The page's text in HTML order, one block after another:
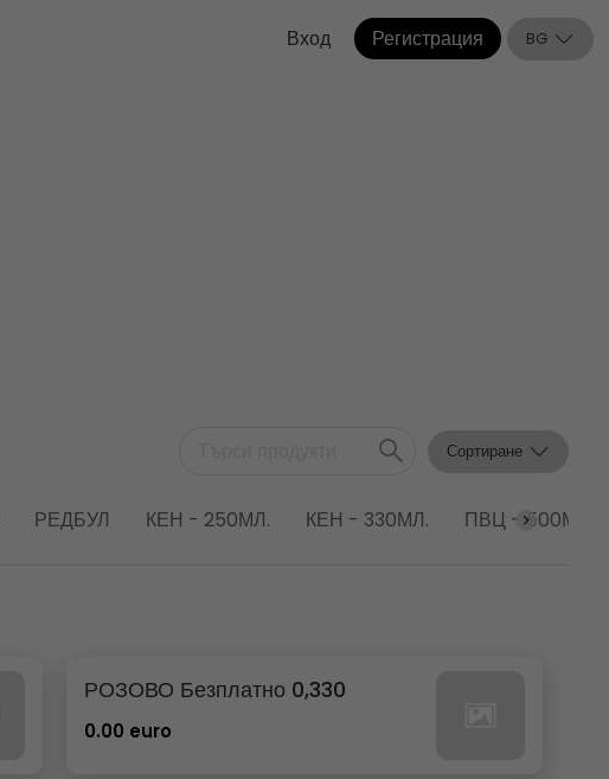
Вход Регистрация BG
Сортиране
РЕДБУЛ КЕН - 250МЛ. КЕН - 330МЛ. ПВЦ - 500МЛ.
РОЗОВО Безплатно 0,330
0.00 euro